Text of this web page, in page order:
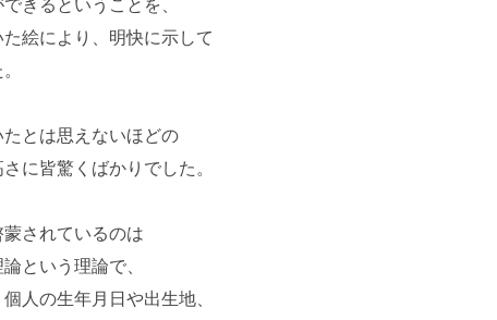
きるということを、
絵により、明快に示して
とは思えないほどの
に皆驚くばかりでした。
されているのは
という理論で、
人の生年月日や出生地、